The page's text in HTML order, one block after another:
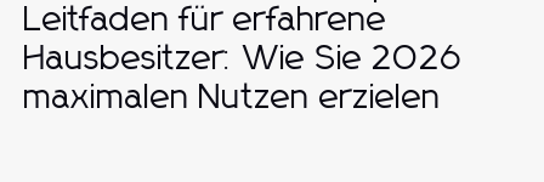
Leitfaden für erfahrene
Hausbesitzer: Wie Sie 2026
maximalen Nutzen erzielen